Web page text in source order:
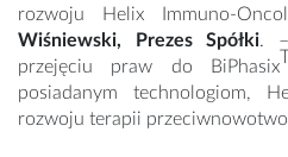
rozwoju Helix Immuno-
Wiśniewski, Prezes Spółki. –
przejęciu praw do BiPhasix
posiadanym technologiom,
rozwoju terapii